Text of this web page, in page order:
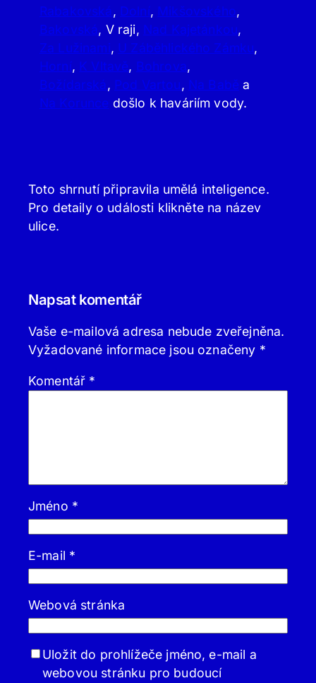
Rabakovská, Dolní, Mikšovského,
Bakovská, V raji, Nad Kajetánkou,
Za Lužinami, U Záběhlického Zámku,
Horní, K Vltavě, Bohrova,
Božídarská, Pod Vartou, Na Babě a
Na Korunce došlo k haváriím vody.
Toto shrnutí připravila umělá inteligence.
Pro detaily o události klikněte na název
ulice.
Napsat komentář
Vaše e-mailová adresa nebude zveřejněna.
Vyžadované informace jsou označeny *
Komentář *
Jméno *
E-mail *
Webová stránka
Uložit do prohlížeče jméno, e-mail a
webovou stránku pro budoucí